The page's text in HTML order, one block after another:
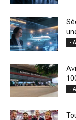
-
-